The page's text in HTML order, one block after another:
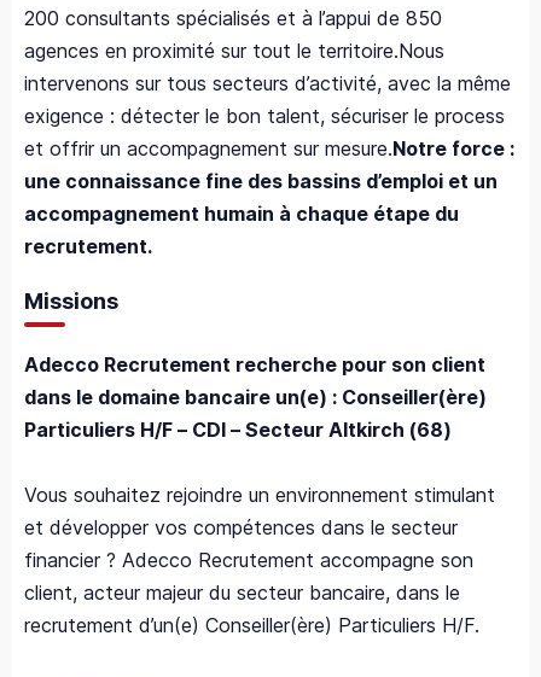
200 consultants spécialisés et à l’appui de 850
agences en proximité sur tout le territoire.Nous
intervenons sur tous secteurs d’activité, avec la même
exigence : détecter le bon talent, sécuriser le process
et offrir un accompagnement sur mesure.Notre force :
une connaissance fine des bassins d’emploi et un
accompagnement humain à chaque étape du
recrutement.
Missions
Adecco Recrutement recherche pour son client
dans le domaine bancaire un(e) : Conseiller(ère)
Particuliers H/F – CDI – Secteur Altkirch (68)
Vous souhaitez rejoindre un environnement stimulant
et développer vos compétences dans le secteur
financier ? Adecco Recrutement accompagne son
client, acteur majeur du secteur bancaire, dans le
recrutement d’un(e) Conseiller(ère) Particuliers H/F.